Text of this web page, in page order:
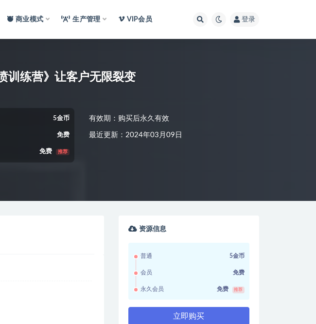
商业模式 生产管理 VIP会员 登录
训练营》让客户无限裂变
5金币
免费
免费 推荐
有效期：购买后永久有效
最近更新：2024年03月09日
资源信息
普通 5金币
会员 免费
永久会员 免费 推荐
立即购买